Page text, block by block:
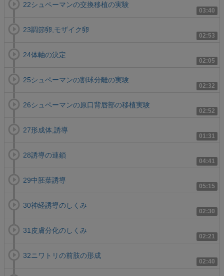
03:40
22シュペーマンの交換移植の実験
02:53
23調節卵,モザイク卵
02:05
24体軸の決定
02:32
25シュペーマンの割球分離の実験
02:52
26シュペーマンの原口背唇部の移植実験
01:31
27形成体,誘導
04:41
28誘導の連鎖
05:15
29中胚葉誘導
02:30
30神経誘導のしくみ
02:21
31皮膚分化のしくみ
02:40
32ニワトリの前肢の形成